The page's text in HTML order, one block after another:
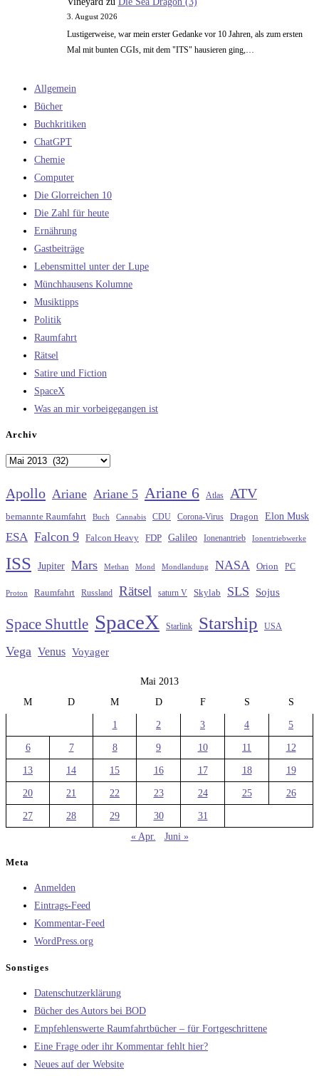
3. August 2026
Lustigerweise, war mein erster Gedanke vor 10 Jahren, als zum ersten
Mal mit bunten CGIs, mit dem "ITS" hausieren ging,…
Allgemein
Bücher
Buchkritiken
ChatGPT
Chemie
Computer
Die Glorreichen 10
Die Zahl für heute
Ernährung
Gastbeiträge
Lebensmittel unter der Lupe
Münchhausens Kolumne
Musiktipps
Politik
Raumfahrt
Rätsel
Satire und Fiction
SpaceX
Was an mir vorbeigegangen ist
Archiv
Archiv
Apollo Ariane Ariane 5 Ariane 6 Atlas ATV
bemannte Raumfahrt Buch Cannabis CDU Corona-Virus Dragon Elon Musk
ESA Falcon 9 Falcon Heavy FDP Galileo Ionenantrieb Ionentriebwerke
ISS Jupiter Mars Methan Mond Mondlandung NASA Orion PC
Proton Raumfahrt Russland Rätsel saturn V Skylab SLS Sojus
Space Shuttle SpaceX Starlink Starship USA
Vega Venus Voyager
Mai 2013
M
D M D F S S
1 2 3 4 5
6 7 8 9 10 11 12
13 14 15 16 17 18 19
20 21 22 23 24 25 26
27 28 29 30
31
« Apr.
Juni »
Meta
Anmelden
Eintrags-Feed
Kommentar-Feed
WordPress.org
Sonstiges
Datenschutzerklärung
Bücher des Autors bei BOD
Empfehlenswerte Raumfahrtbücher – für Fortgeschrittene
Eine Frage oder ihr Kommentar fehlt hier?
Neues auf der Website